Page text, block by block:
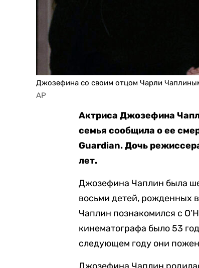
Джозефина со своим отцом Чарли
AP
Актриса Джозефина
семья сообщила о ее
Guardian. Дочь
лет.
Джозефина Чаплин была
восьми детей, рожденных
Чаплин познакомился с
кинематографа было 53
следующем году они